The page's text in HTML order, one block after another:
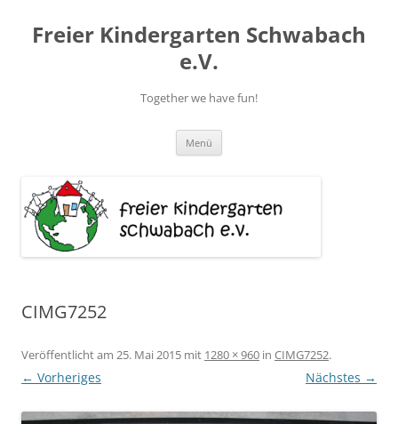
springen
Freier Kindergarten Schwabach
e.V.
Together we have fun!
Menü
CIMG7252
Veröffentlicht am 25. Mai 2015 mit 1280 × 960 in CIMG7252.
← Vorheriges Nächstes →